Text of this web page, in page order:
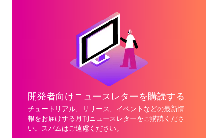
開発者向けニュースレターを購読する
チュートリアル、リリース、イベントなどの最新情
報をお届けする月刊ニュースレターをご購読くださ
い。スパムはご遠慮ください。